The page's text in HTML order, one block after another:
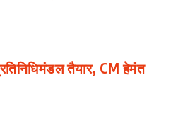
तैयार, CM हेमंत